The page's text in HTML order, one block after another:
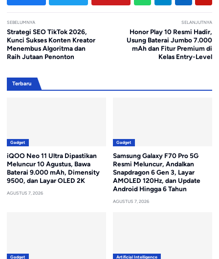
SEBELUMNYA
Strategi SEO TikTok 2026,
Kunci Sukses Konten Kreator
Menembus Algoritma dan
Raih Jutaan Penonton
SELANJUTNYA
Honor Play 10 Resmi Hadir,
Usung Baterai Jumbo 7.000
mAh dan Fitur Premium di
Kelas Entry-Level
Terbaru
Gadget
iQOO Neo 11 Ultra Dipastikan
Meluncur 10 Agustus, Bawa
Baterai 9.000 mAh, Dimensity
9500, dan Layar OLED 2K
AGUSTUS 7, 2026
Gadget
Samsung Galaxy F70 Pro 5G
Resmi Meluncur, Andalkan
Snapdragon 6 Gen 3, Layar
AMOLED 120Hz, dan Update
Android Hingga 6 Tahun
AGUSTUS 7, 2026
Gadget Artificial Intelligence